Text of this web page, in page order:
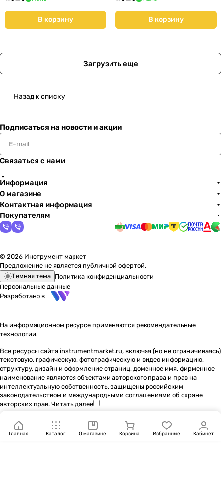
В корзину В корзину
Загрузить еще
Назад к списку
Подписаться на новости и акции
Связаться с нами
Информация
О магазине
Контактная информация
Покупателям
© 2026 Инструмент маркет
Предложение не является публичной офертой.
Темная тема Политика конфиденциальности
Персональные данные
Разработано в
На информационном ресурсе применяются рекомендательные
технологии.
Все ресурсы сайта instrumentmarket.ru, включая (но не ограничиваясь)
текстовую, графическую, фотографическую и видео информацию,
структуру, дизайн и оформление страниц, доменное имя, фирменное
наименование являются объектами авторского права и прав на
интеллектуальную собственность, защищены российским
законодательством и международными соглашениями об охране
авторских прав. Читать далее
Главная Каталог О магазине Корзина Избранные Кабинет